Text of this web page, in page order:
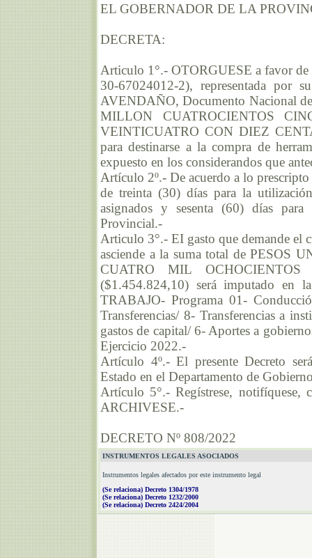
EL GOBERNADOR DE LA
DECRETA:
Articulo 1°.- OTORGUESE a favor
30-67024012-2), representada por
AVENDAÑO, Documento Nacional
MILLON CUATROCIENTOS
VEINTICUATRO CON DIEZ
para destinarse a la compra de
expuesto en los considerandos que
Artículo 2º.- De acuerdo a lo
de treinta (30) días para la
asignados y sesenta (60) días
Provincial.-
Articulo 3°.- EI gasto que demande el
asciende a la suma total de PESOS
CUATRO MIL
($1.454.824,10) será imputado en
TRABAJO- Programa 01-
Transferencias/ 8- Transferencias a
gastos de capital/ 6- Aportes a
Ejercicio 2022.-
Artículo 4º.- El presente Decreto
Estado en el Departamento de
Artículo 5°.- Regístrese,
ARCHIVESE.-
DECRETO Nº 808/2022
INSTRUMENTOS LEGALES ASOCIADOS
Instrumentos legales afectados por este instrumento legal
(Se relaciona) Decreto 1304/1978
(Se relaciona) Decreto 1232/2000
(Se relaciona) Decreto 2424/2004